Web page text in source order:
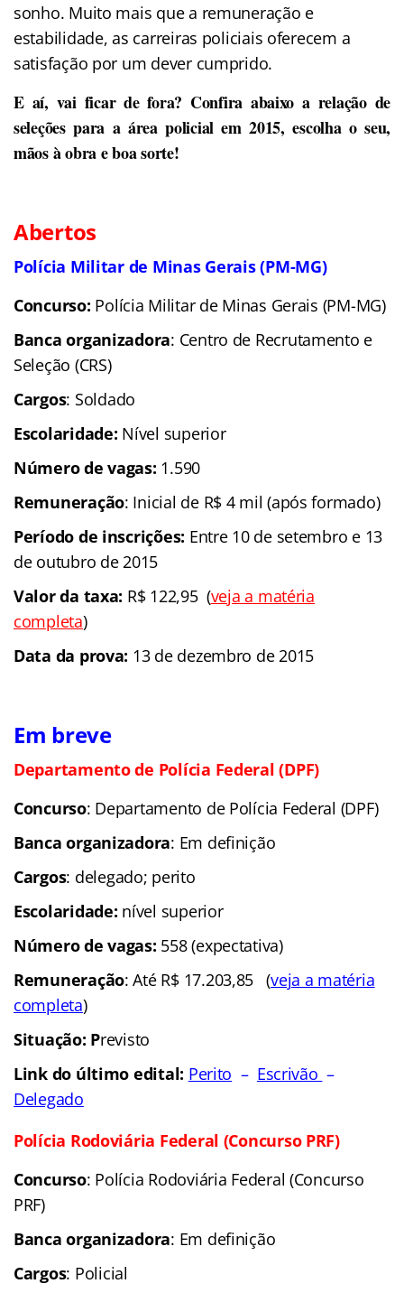
sonho. Muito mais que a remuneração e
estabilidade, as carreiras policiais oferecem a
satisfação por um dever cumprido.
E aí, vai ficar de fora? Confira abaixo a relação de
seleções para a área policial em 2015, escolha o seu,
mãos à obra e boa sorte!
Abertos
Polícia Militar de Minas Gerais (PM-MG)
Concurso: Polícia Militar de Minas Gerais (PM-MG)
Banca organizadora: Centro de Recrutamento e
Seleção (CRS)
Cargos: Soldado
Escolaridade: Nível superior
Número de vagas: 1.590
Remuneração: Inicial de R$ 4 mil (após formado)
Período de inscrições: Entre 10 de setembro e 13
de outubro de 2015
Valor da taxa: R$ 122,95 (veja a matéria
completa)
Data da prova: 13 de dezembro de 2015
Em breve
Departamento de Polícia Federal (DPF)
Concurso: Departamento de Polícia Federal (DPF)
Banca organizadora: Em definição
Cargos: delegado; perito
Escolaridade: nível superior
Número de vagas: 558 (expectativa)
Remuneração: Até R$ 17.203,85 (veja a matéria
completa)
Situação: Previsto
Link do último edital: Perito – Escrivão –
Delegado
Polícia Rodoviária Federal (Concurso PRF)
Concurso: Polícia Rodoviária Federal (Concurso
PRF)
Banca organizadora: Em definição
Cargos: Policial